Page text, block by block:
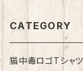
CATEGORY
猫中毒ロゴTシャツ